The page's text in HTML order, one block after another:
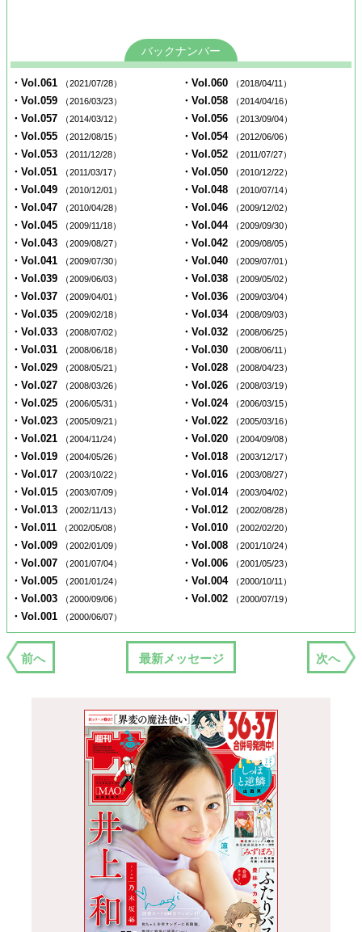
バックナンバー
・Vol.061 （2021/07/28） ・Vol.060 （2018/04/11）
・Vol.059 （2016/03/23） ・Vol.058 （2014/04/16）
・Vol.057 （2014/03/12） ・Vol.056 （2013/09/04）
・Vol.055 （2012/08/15） ・Vol.054 （2012/06/06）
・Vol.053 （2011/12/28） ・Vol.052 （2011/07/27）
・Vol.051 （2011/03/17） ・Vol.050 （2010/12/22）
・Vol.049 （2010/12/01） ・Vol.048 （2010/07/14）
・Vol.047 （2010/04/28） ・Vol.046 （2009/12/02）
・Vol.045 （2009/11/18） ・Vol.044 （2009/09/30）
・Vol.043 （2009/08/27） ・Vol.042 （2009/08/05）
・Vol.041 （2009/07/30） ・Vol.040 （2009/07/01）
・Vol.039 （2009/06/03） ・Vol.038 （2009/05/02）
・Vol.037 （2009/04/01） ・Vol.036 （2009/03/04）
・Vol.035 （2009/02/18） ・Vol.034 （2008/09/03）
・Vol.033 （2008/07/02） ・Vol.032 （2008/06/25）
・Vol.031 （2008/06/18） ・Vol.030 （2008/06/11）
・Vol.029 （2008/05/21） ・Vol.028 （2008/04/23）
・Vol.027 （2008/03/26） ・Vol.026 （2008/03/19）
・Vol.025 （2006/05/31） ・Vol.024 （2006/03/15）
・Vol.023 （2005/09/21） ・Vol.022 （2005/03/16）
・Vol.021 （2004/11/24） ・Vol.020 （2004/09/08）
・Vol.019 （2004/05/26） ・Vol.018 （2003/12/17）
・Vol.017 （2003/10/22） ・Vol.016 （2003/08/27）
・Vol.015 （2003/07/09） ・Vol.014 （2003/04/02）
・Vol.013 （2002/11/13） ・Vol.012 （2002/08/28）
・Vol.011 （2002/05/08） ・Vol.010 （2002/02/20）
・Vol.009 （2002/01/09） ・Vol.008 （2001/10/24）
・Vol.007 （2001/07/04） ・Vol.006 （2001/05/23）
・Vol.005 （2001/01/24） ・Vol.004 （2000/10/11）
・Vol.003 （2000/09/06） ・Vol.002 （2000/07/19）
・Vol.001 （2000/06/07）
前へ 最新メッセージ 次へ